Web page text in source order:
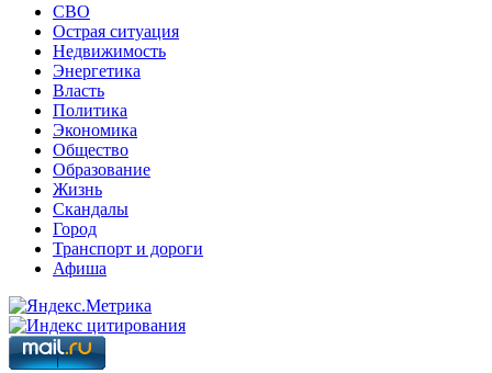
СВО
Острая ситуация
Недвижимость
Энергетика
Власть
Политика
Экономика
Общество
Образование
Жизнь
Скандалы
Город
Транспорт и дороги
Афиша